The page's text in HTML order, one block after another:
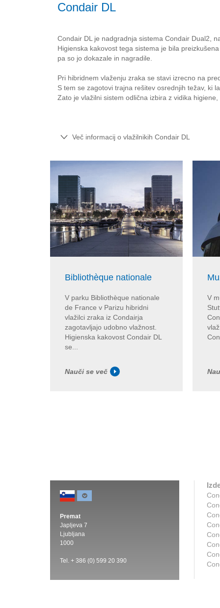
Condair DL
Condair DL je nadgradnja sistema Condair Dual2,
Higienska kakovost tega sistema je bila
pa so jo dokazale in nagradile.
Pri hibridnem vlaženju zraka se stavi izrecno na
S tem se zagotovi trajna rešitev osrednjih težav, ki
Zato je vlažilni sistem odlična izbira z vidika
Več informacij o vlažilnikih Condair DL
Bibliothèque nationale
V parku Bibliothèque nationale
de France v Parizu hibridni
vlažilci zraka iz Condairja
zagotavljajo udobno vlažnost.
Higienska kakovost Condair DL
se...
Nauči se več
V
Premat
Japljeva 7
Ljubljana
1000
Tel. + 386 (0) 599 20 390